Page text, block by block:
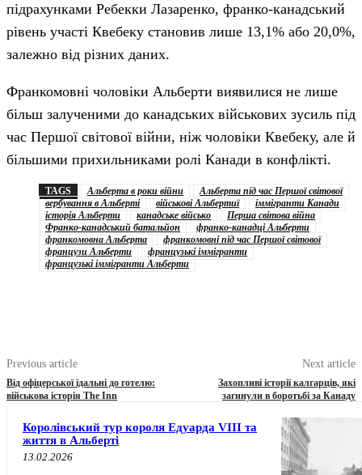
підрахунками Ребекки Лазаренко, франко-канадський
рівень участі Квебеку становив лише 13,1% або 20,0%,
залежно від різних даних.
Франкомовні чоловіки Альберти виявилися не лише
більш залученими до канадських військових зусиль під
час Першої світової війни, ніж чоловіки Квебеку, але й
більшими прихильниками ролі Канади в конфлікті.
TAGS Альберта в роки війни
Альберта під час Першої світової
вербування в Альберті
військові Альбертиї
іммігранти Канади
історія Альберти
канадське військо
Перша світова війна
Франко-канадський батальйон
франко-канадці Альберти
франкомовна Альберта
франкомовні під час Першої світової
французи Альберти
французькі іммігранти
французькі іммігранти Альберти
Previous article
Від офіцерської їдальні до готелю:
військова історія The Inn
Next article
Захопливі історії калгарців, які
загинули в боротьбі за Канаду
Королівський тур короля Едуарда VIII та
життя в Альберті
13.02.2026